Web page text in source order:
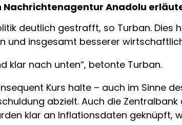
Anadolu
deutlich gestrafft, so Turban. Dies
und insgesamt besserer
klar nach unten“, betonte Turban.
Kurs halte – auch im Sinne
abzielt. Auch die Zentralbank
klar an Inflationsdaten geknüpft,